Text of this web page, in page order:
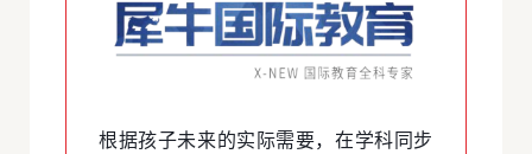
根据孩子未来的实际需要，在学科同步